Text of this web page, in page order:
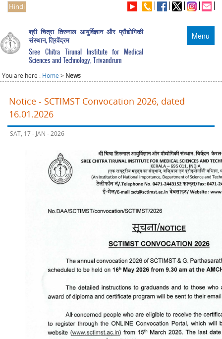
Hindi
Menu
श्री चित्रा तिरुनाल आयुर्विज्ञान और प्रौद्योगिकी
संस्थान, त्रिवेंद्रम
Sree Chitra Tirunal Institute for Medical
Sciences and Technology, Trivandrum
You are here : Home > News
Notice - SCTIMST Convocation 2026, dated
16.01.2026
SAT, 17 - JAN - 2026